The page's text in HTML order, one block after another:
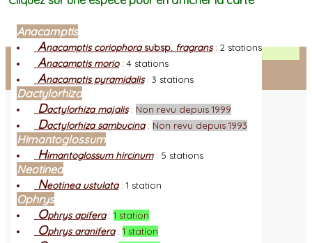
Facebook
Connexion adhérent
Anacamptis
Anacamptis coriophorasubsp. fragrans: 2 stations
Anacamptis morio: 4 stations
Anacamptis pyramidalis: 3 stations
Dactylorhiza
Dactylorhiza majalis: Non revu depuis 1999
Dactylorhiza sambucina: Non revu depuis 1993
Himantoglossum
Himantoglossum hircinum: 5 stations
Neotinea
Neotinea ustulata: 1 station
Ophrys
Ophrys apifera: 1 station
Ophrys aranifera: 1 station